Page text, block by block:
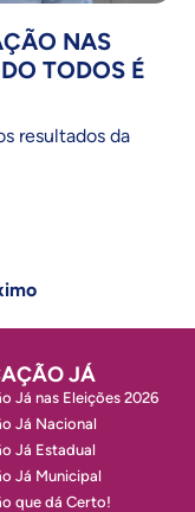
NAS
TODOS É
resultados da
JÁ
Já nas Eleições 2026
Já Nacional
Já Estadual
Já Municipal
que dá Certo!